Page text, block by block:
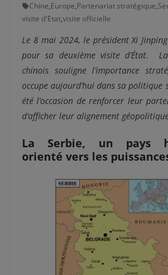
Chine,Europe,Partenariat stratégique,
visite d'Etat,visite officielle
Le 8 mai 2024, le président Xi
pour sa deuxième visite d’État.
chinois souligne l’importance
occupe aujourd’hui dans sa politique
été l’occasion de renforcer leur
d’afficher leur alignement
La Serbie, un pays
orienté vers les